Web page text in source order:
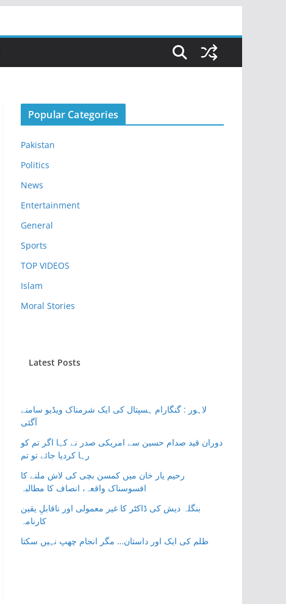
Popular Categories
Pakistan
Politics
News
Entertainment
General
Sports
TOP VIDEOS
Islam
Moral Stories
Latest Posts
لاہور : گنگارام ہسپتال کی ایک شرمناک ویڈیو سامنے
آگئی
دوران قید صدام حسین سے امریکی صدر نے کہا اگر تم کو
رہا کردیا جائے تو تم
رحیم یار خان میں کمسن بچی کی لاش ملنے کا
افسوسناک واقعہ، انصاف کا مطالبہ
بنگلہ دیش کی ڈاکٹر کا غیر معمولی اور ناقابلِ یقین
کارنامہ
ظلم کی ایک اور داستان… مگر انجام چھپ نہیں سکتا